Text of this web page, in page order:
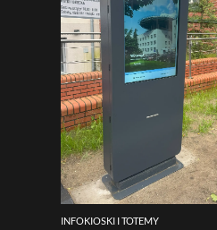
INFOKIOSKI I TOTEMY